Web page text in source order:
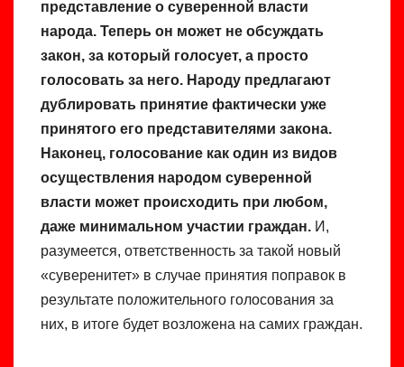
представление о суверенной власти
народа. Теперь он может не обсуждать
закон, за который голосует, а просто
голосовать за него. Народу предлагают
дублировать принятие фактически уже
принятого его представителями закона.
Наконец, голосование как один из видов
осуществления народом суверенной
власти может происходить при любом,
даже минимальном участии граждан. И,
разумеется, ответственность за такой новый
«суверенитет» в случае принятия поправок в
результате положительного голосования за
них, в итоге будет возложена на самих граждан.